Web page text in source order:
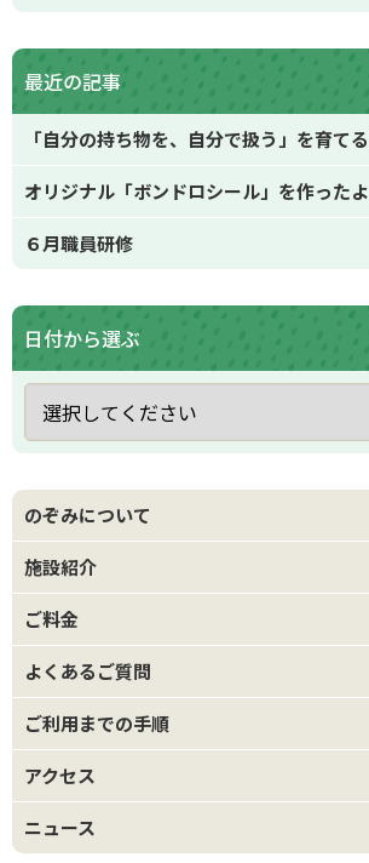
最近の記事
「自分の持ち物を、自分で扱う」を育て
オリジナル「ボンドロシール」を作ったよ
６月職員研修
日付から選ぶ
のぞみについて
施設紹介
ご料金
よくあるご質問
ご利用までの手順
アクセス
ニュース